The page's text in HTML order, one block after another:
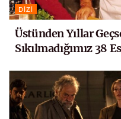
DIZI
Üstünden Yıllar
Sıkılmadığımız 38